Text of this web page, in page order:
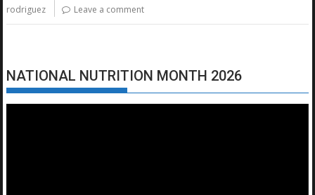
rodriguez Leave a comment
NATIONAL NUTRITION MONTH 2026